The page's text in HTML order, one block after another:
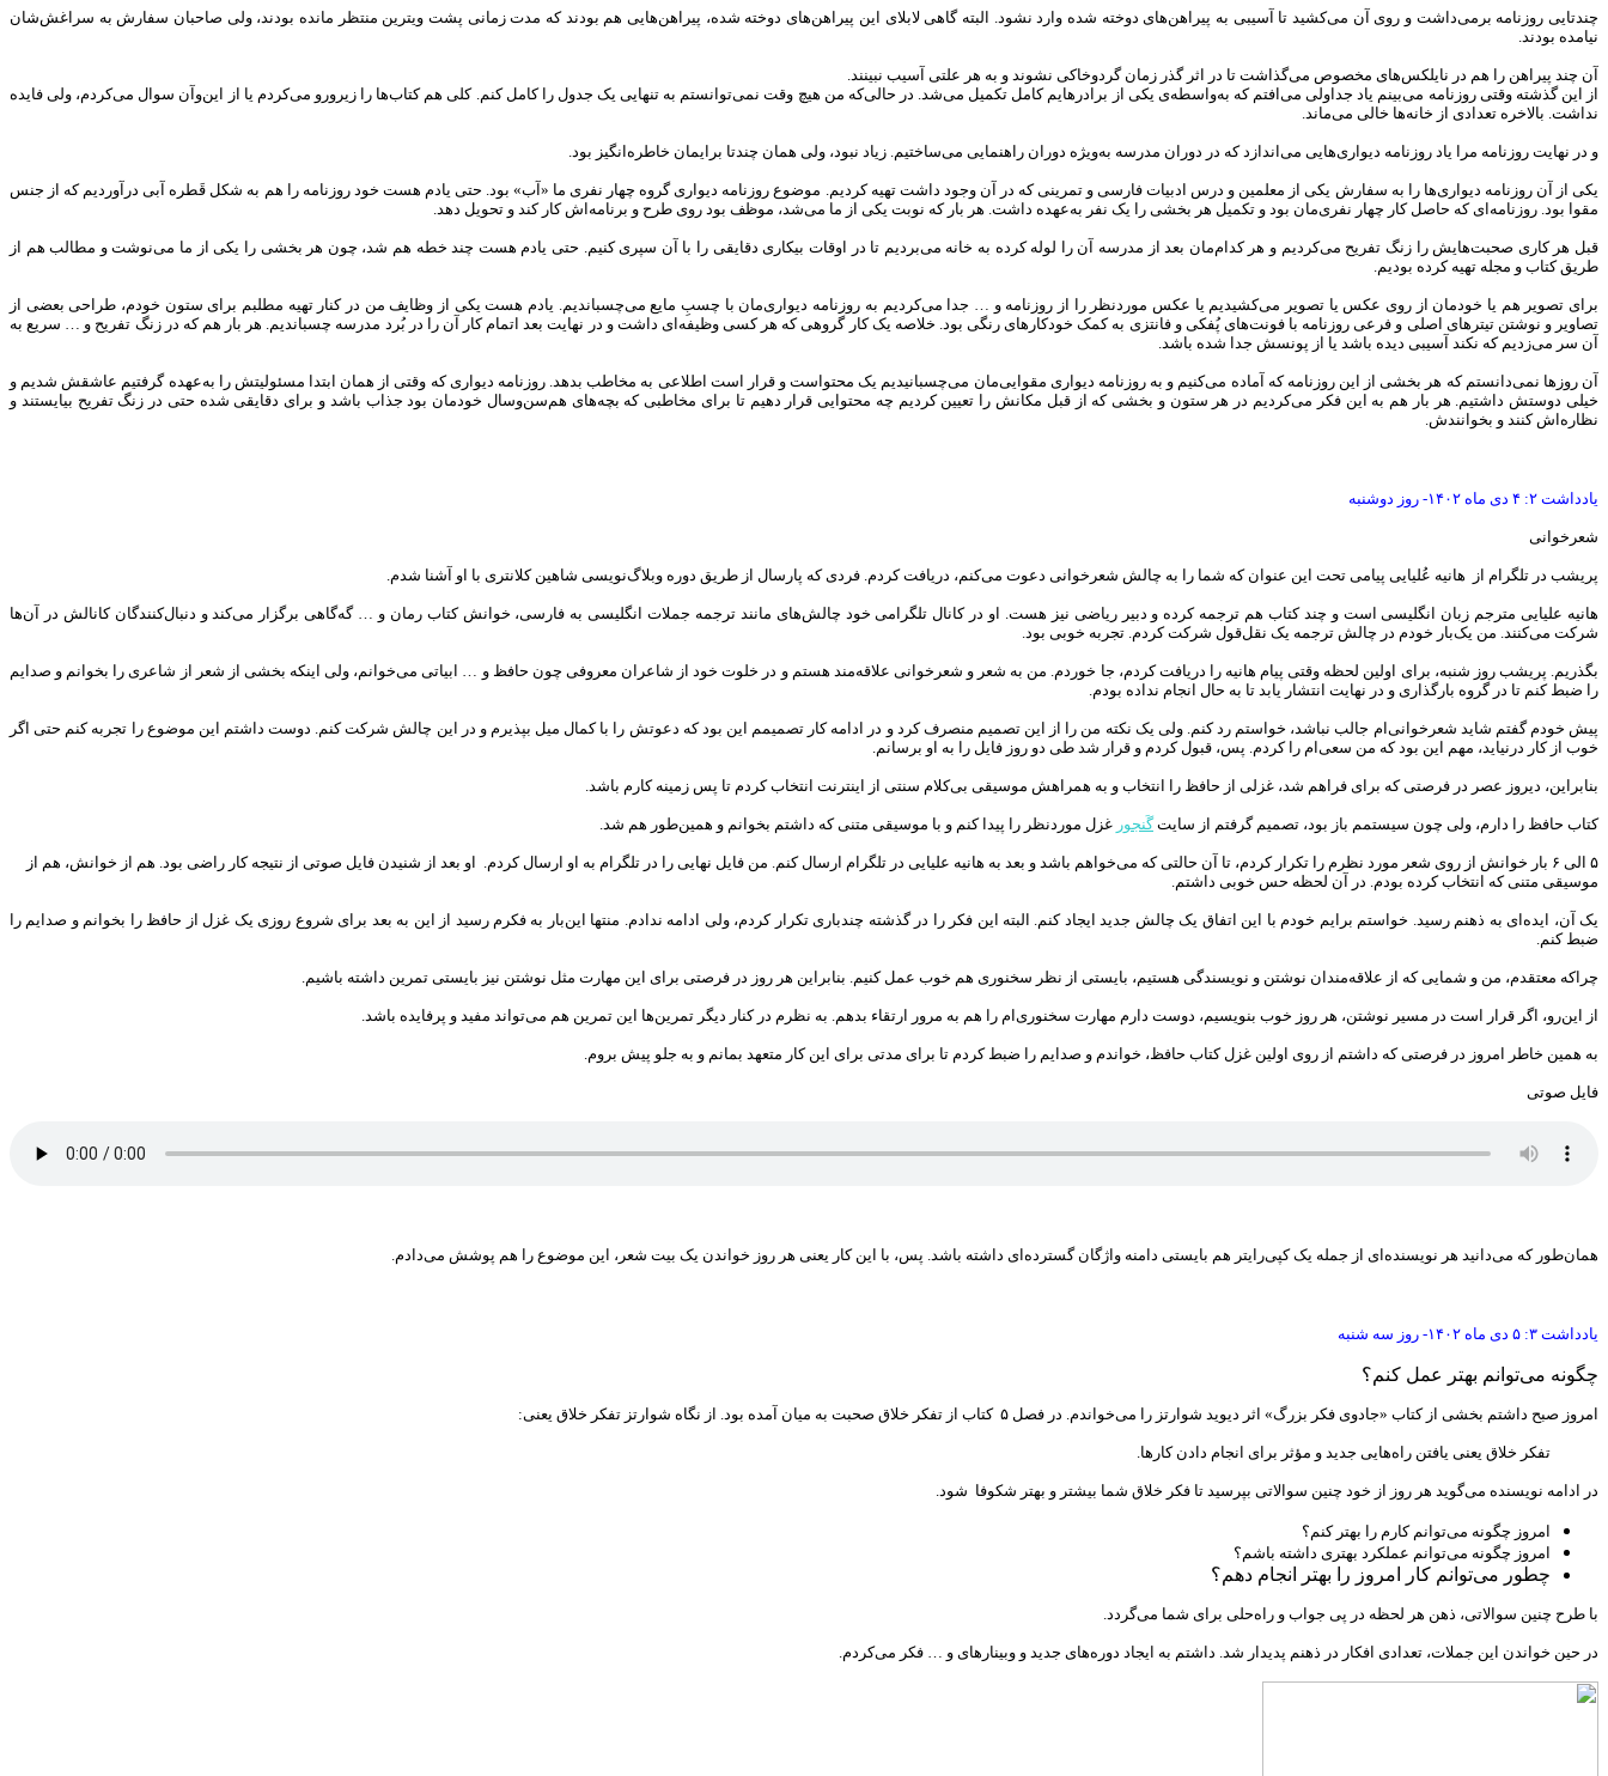
چندتایی روزنامه برمی‌داشت و روی آن می‌کشید تا آسیبی به پیراهن‌های دوخته شده وارد نشود. البته گاهی لابلای این پیراهن‌های دوخته شده، پیراهن‌هایی هم بودند که مدت زمانی پشت ویترین منتظر مانده بودند، ولی صاحبان سفارش به سراغش‌شان
نیامده بودند.
آن چند پیراهن را هم در نایلکس‌های مخصوص می‌گذاشت تا در اثر گذر زمان گردوخاکی نشوند و به هر علتی آسیب نبینند.
از این گذشته وقتی روزنامه می‌بینم یاد جداولی می‌افتم که به‌واسطه‌ی یکی از برادرهایم کامل تکمیل می‌شد. در حالی‌که من هیچ وقت نمی‌توانستم به تنهایی یک جدول را کامل کنم. کلی هم کتاب‌ها را زیرورو می‌کردم یا از این‌و‌آن سوال می‌کردم، ولی فایده
نداشت. بالاخره تعدادی از خانه‌ها خالی می‌ماند.
و در نهایت روزنامه مرا یاد روزنامه دیواری‌هایی می‌اندازد که در دوران مدرسه به‌ویژه دوران راهنمایی می‌ساختیم. زیاد نبود، ولی همان چندتا برایمان خاطره‌انگیز بود.
یکی از آن روزنامه دیواری‌ها را به سفارش یکی از معلمین و درس ادبیات فارسی و تمرینی که در آن وجود داشت تهیه کردیم. موضوع روزنامه دیواری گروه چهار نفری ما «آب» بود. حتی یادم هست خود روزنامه را هم به شکل قَطره آبی درآوردیم که از جنس
مقوا بود. روزنامه‌ای که حاصل کار چهار نفری‌مان بود و تکمیل هر بخشی را یک نفر به‌عهده داشت. هر بار که نوبت یکی از ما می‌شد، موظف بود روی طرح و برنامه‌اش کار کند و تحویل دهد.
قبل هر کاری صحبت‌هایش را زنگ تفریح می‌کردیم و هر کدام‌مان بعد از مدرسه آن را لوله کرده به خانه می‌بردیم تا در اوقات بیکاری دقایقی را با آن سپری کنیم. حتی یادم هست چند خطه هم شد، چون هر بخشی را یکی از ما می‌نوشت و مطالب هم از
طریق کتاب و مجله تهیه کرده بودیم.
برای تصویر هم یا خودمان از روی عکس یا تصویر می‌کشیدیم یا عکس موردنظر را از روزنامه و … جدا می‌کردیم به روزنامه دیواری‌مان با چسبِ مایع می‌چسباندیم. یادم هست یکی از وظایف من در کنار تهیه مطلبم برای ستون خودم، طراحی بعضی از
تصاویر و نوشتن تیترهای اصلی و فرعی روزنامه با فونت‌های پُفکی و فانتزی به کمک خودکارهای رنگی بود. خلاصه یک کار گروهی که هر کسی وظیفه‌ای داشت و در نهایت بعد اتمام کار آن را در بُرد مدرسه چسباندیم. هر بار هم که در زنگ تفریح و … سریع به
آن سر می‌زدیم که نکند آسیبی دیده باشد یا از پونسش جدا شده باشد.
آن روزها نمی‌دانستم که هر بخشی از این روزنامه که آماده می‌کنیم و به روزنامه دیواری مقوایی‌مان می‌چسبانیدیم یک محتواست و قرار است اطلاعی به مخاطب بدهد. روزنامه دیواری که وقتی از همان ابتدا مسئولیتش را به‌عهده گرفتیم عاشقش شدیم و
خیلی دوستش داشتیم. هر بار هم به این فکر می‌کردیم در هر ستون و بخشی که از قبل مکانش را تعیین کردیم چه محتوایی قرار دهیم تا برای مخاطبی که بچه‌های هم‌سن‌و‌سال خودمان بود جذاب باشد و برای دقایقی شده حتی در زنگ تفریح بیایستند و
نظاره‌اش کنند و بخوانندش.
یادداشت ۲: ۴ دی ماه ۱۴۰۲- روز دوشنبه
شعرخوانی
پریشب در تلگرام از هانیه عُلیایی پیامی تحت این عنوان که شما را به چالش شعرخوانی دعوت می‌کنم، دریافت کردم. فردی که پارسال از طریق دوره وبلاگ‌نویسی شاهین کلانتری با او آشنا شدم.
هانیه علیایی مترجم زبان انگلیسی است و چند کتاب هم ترجمه کرده و دبیر ریاضی نیز هست. او در کانال تلگرامی خود چالش‌های مانند ترجمه جملات انگلیسی به فارسی، خوانش کتاب رمان و … گه‌گاهی برگزار می‌کند و دنبال‌کنندگان کانالش در آن‌ها
شرکت می‌کنند. من یک‌بار خودم در چالش ترجمه یک نقل‌قول شرکت کردم. تجربه خوبی بود.
بگذریم. پریشب روز شنبه، برای اولین لحظه وقتی پیام هانیه را دریافت کردم، جا خوردم. من به شعر و شعرخوانی علاقه‌مند هستم و در خلوت خود از شاعران معروفی چون حافظ و … ابیاتی می‌خوانم، ولی اینکه بخشی از شعر از شاعری را بخوانم و صدایم
را ضبط کنم تا در گروه بارگذاری و در نهایت انتشار یابد تا به حال انجام نداده بودم.
پیش خودم گفتم شاید شعرخوانی‌ام جالب نباشد، خواستم رد کنم. ولی یک نکته من را از این تصمیم منصرف کرد و در ادامه کار تصمیمم این بود که دعوتش را با کمال میل بپذیرم و در این چالش شرکت کنم. دوست داشتم این موضوع را تجربه کنم حتی اگر
خوب از کار درنیاید، مهم این بود که من سعی‌ام را کردم. پس، قبول کردم و قرار شد طی دو روز فایل را به او برسانم.
بنابراین، دیروز عصر در فرصتی که برای فراهم شد، غزلی از حافظ را انتخاب و به‌ همراهش موسیقی بی‌کلام سنتی از اینترنت انتخاب کردم تا پس زمینه کارم باشد.
کتاب حافظ را دارم، ولی چون سیستمم باز بود، تصمیم گرفتم از سایتگَنجور غزل موردنظر را پیدا کنم و با موسیقی متنی که داشتم بخوانم و همین‌طور هم شد.
۵ الی ۶ بار خوانش از روی شعر مورد نظرم را تکرار کردم، تا آن حالتی که می‌خواهم باشد و بعد به هانیه علیایی در تلگرام ارسال کنم. من فایل نهایی را در تلگرام به او ارسال کردم. او بعد از شنیدن فایل صوتی از نتیجه کار راضی بود. هم از خوانش، هم از
موسیقی متنی که انتخاب کرده بودم. در آن لحظه حس خوبی داشتم.
یک آن، ایده‌ای به ذهنم رسید. خواستم برایم خودم با این اتفاق یک چالش جدید ایجاد کنم. البته این فکر را در گذشته چندباری تکرار کردم، ولی ادامه ندادم. منتها این‌بار به فکرم رسید از این به بعد برای شروع روزی یک غزل از حافظ را بخوانم و صدایم را
ضبط کنم.
چراکه معتقدم، من و شمایی که از علاقه‌مندان نوشتن و نویسندگی هستیم، بایستی از نظر سخنوری هم خوب عمل کنیم. بنابراین هر روز در فرصتی برای این مهارت مثل نوشتن نیز بایستی تمرین داشته باشیم.
از این‌رو، اگر قرار است در مسیر نوشتن، هر روز خوب بنویسیم، دوست دارم مهارت سخنوری‌ام را هم به مرور ارتقاء بدهم. به‌ نظرم در کنار دیگر تمرین‌ها این تمرین هم می‌تواند مفید و پرفایده باشد.
به همین خاطر امروز در فرصتی که داشتم از روی اولین غزل کتاب حافظ، خواندم و صدایم را ضبط کردم تا برای مدتی برای این کار متعهد بمانم و به جلو پیش بروم.
فایل صوتی
همان‌طور که می‌دانید هر نویسنده‌ای از جمله یک کپی‌رایتر هم بایستی دامنه واژگان گسترده‌ای داشته باشد. پس، با این کار یعنی هر روز خواندن یک بیت شعر، این موضوع را هم پوشش می‌دادم.
یادداشت ۳: ۵ دی ماه ۱۴۰۲- روز سه شنبه
چگونه می‌توانم بهتر عمل کنم؟
امروز صبح داشتم بخشی از کتاب «جادوی فکر بزرگ» اثر دیوید شوارتز را می‌خواندم. در فصل ۵ کتاب از تفکر خلاق صحبت به میان آمده بود. از نگاه شوارتز تفکر خلاق یعنی:
تفکر خلاق یعنی یافتن راه‌هایی جدید و مؤثر برای انجام دادن کارها.
در ادامه نویسنده می‌گوید هر روز از خود چنین سوالاتی بپرسید تا فکر خلاق شما بیشتر و بهتر شکوفا شود.
امروز چگونه می‌توانم کارم را بهتر کنم؟
امروز چگونه می‌توانم عملکرد بهتری داشته باشم؟
چطور می‌توانم کار امروز را بهتر انجام دهم؟
با طرح چنین سوالاتی، ذهن هر لحظه در پی جواب و راه‌حلی برای شما می‌گردد.
در حین خواندن این جملات، تعدادی افکار در ذهنم پدیدار شد. داشتم به ایجاد دوره‌های جدید و وبینارهای و … فکر می‌کردم.